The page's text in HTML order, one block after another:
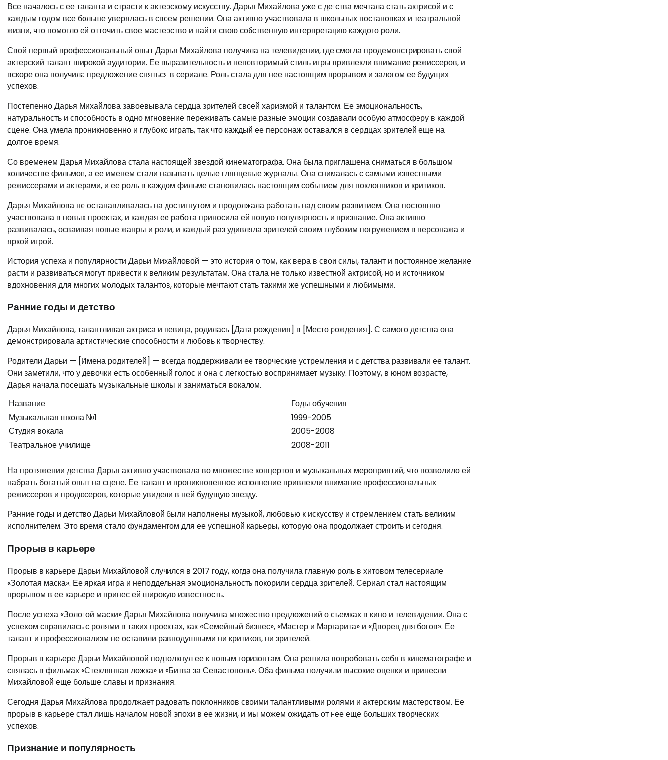
Все началось с ее таланта и страсти к актерскому искусству. Дарья Михайлова уже с детства мечтала стать актрисой и с
каждым годом все больше уверялась в своем решении. Она активно участвовала в школьных постановках и театральной
жизни, что помогло ей отточить свое мастерство и найти свою собственную интерпретацию каждого роли.
Свой первый профессиональный опыт Дарья Михайлова получила на телевидении, где смогла продемонстрировать свой
актерский талант широкой аудитории. Ее выразительность и неповторимый стиль игры привлекли внимание режиссеров, и
вскоре она получила предложение сняться в сериале. Роль стала для нее настоящим прорывом и залогом ее будущих
успехов.
Постепенно Дарья Михайлова завоевывала сердца зрителей своей харизмой и талантом. Ее эмоциональность,
натуральность и способность в одно мгновение переживать самые разные эмоции создавали особую атмосферу в каждой
сцене. Она умела проникновенно и глубоко играть, так что каждый ее персонаж оставался в сердцах зрителей еще на
долгое время.
Со временем Дарья Михайлова стала настоящей звездой кинематографа. Она была приглашена сниматься в большом
количестве фильмов, а ее именем стали называть целые глянцевые журналы. Она снималась с самыми известными
режиссерами и актерами, и ее роль в каждом фильме становилась настоящим событием для поклонников и критиков.
Дарья Михайлова не останавливалась на достигнутом и продолжала работать над своим развитием. Она постоянно
участвовала в новых проектах, и каждая ее работа приносила ей новую популярность и признание. Она активно
развивалась, осваивая новые жанры и роли, и каждый раз удивляла зрителей своим глубоким погружением в персонажа и
яркой игрой.
История успеха и популярности Дарьи Михайловой — это история о том, как вера в свои силы, талант и постоянное желание
расти и развиваться могут привести к великим результатам. Она стала не только известной актрисой, но и источником
вдохновения для многих молодых талантов, которые мечтают стать такими же успешными и любимыми.
Ранние годы и детство
Дарья Михайлова, талантливая актриса и певица, родилась [Дата рождения] в [Место рождения]. С самого детства она
демонстрировала артистические способности и любовь к творчеству.
Родители Дарьи — [Имена родителей] — всегда поддерживали ее творческие устремления и с детства развивали ее талант.
Они заметили, что у девочки есть особенный голос и она с легкостью воспринимает музыку. Поэтому, в юном возрасте,
Дарья начала посещать музыкальные школы и заниматься вокалом.
Название
Годы обучения
Музыкальная школа №1
1999-2005
Студия вокала
2005-2008
Театральное училище
2008-2011
На протяжении детства Дарья активно участвовала во множестве концертов и музыкальных мероприятий, что позволило ей
набрать богатый опыт на сцене. Ее талант и проникновенное исполнение привлекли внимание профессиональных
режиссеров и продюсеров, которые увидели в ней будущую звезду.
Ранние годы и детство Дарьи Михайловой были наполнены музыкой, любовью к искусству и стремлением стать великим
исполнителем. Это время стало фундаментом для ее успешной карьеры, которую она продолжает строить и сегодня.
Прорыв в карьере
Прорыв в карьере Дарьи Михайловой случился в 2017 году, когда она получила главную роль в хитовом телесериале
«Золотая маска». Ее яркая игра и неподдельная эмоциональность покорили сердца зрителей. Сериал стал настоящим
прорывом в ее карьере и принес ей широкую известность.
После успеха «Золотой маски» Дарья Михайлова получила множество предложений о съемках в кино и телевидении. Она с
успехом справилась с ролями в таких проектах, как «Семейный бизнес», «Мастер и Маргарита» и «Дворец для богов». Ее
талант и профессионализм не оставили равнодушными ни критиков, ни зрителей.
Прорыв в карьере Дарьи Михайловой подтолкнул ее к новым горизонтам. Она решила попробовать себя в кинематографе и
снялась в фильмах «Стеклянная ложка» и «Битва за Севастополь». Оба фильма получили высокие оценки и принесли
Михайловой еще больше славы и признания.
Сегодня Дарья Михайлова продолжает радовать поклонников своими талантливыми ролями и актерским мастерством. Ее
прорыв в карьере стал лишь началом новой эпохи в ее жизни, и мы можем ожидать от нее еще больших творческих
успехов.
Признание и популярность